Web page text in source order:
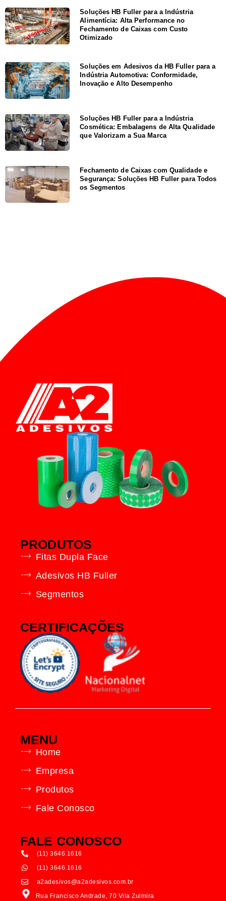
Soluções HB Fuller para a Indústria
Alimentícia: Alta Performance no
Fechamento de Caixas com Custo
Otimizado
Soluções em Adesivos da HB Fuller para a
Indústria Automotiva: Conformidade,
Inovação e Alto Desempenho
Soluções HB Fuller para a Indústria
Cosmética: Embalagens de Alta Qualidade
que Valorizam a Sua Marca
Fechamento de Caixas com Qualidade e
Segurança: Soluções HB Fuller para Todos
os Segmentos
PRODUTOS
Fitas Dupla Face
Adesivos HB Fuller
Segmentos
CERTIFICAÇÕES
MENU
Home
Empresa
Produtos
Fale Conosco
FALE CONOSCO
(11) 3646.1616
(11) 3646.1616
a2adesivos@a2adesivos.com.br
Rua Francisco Andrade, 70 Vila Zulmira